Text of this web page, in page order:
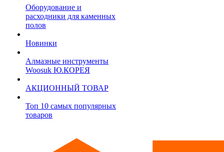
Оборудование и
расходники для каменных
полов
Новинки
Алмазные инструменты
Woosuk Ю.КОРЕЯ
АКЦИОННЫЙ ТОВАР
Топ 10 самых популярных
товаров